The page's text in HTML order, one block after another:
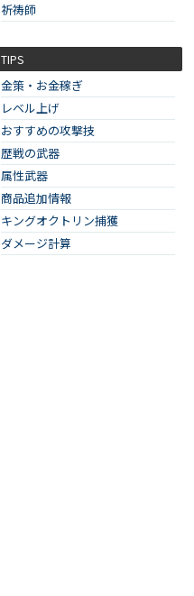
祈祷師
TIPS
金策・お金稼ぎ
レベル上げ
おすすめの攻撃技
歴戦の武器
属性武器
商品追加情報
キングオクトリン捕獲
ダメージ計算